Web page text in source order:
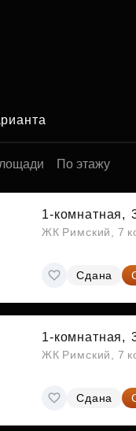
По этажу
1-комнатная,
ЖК Римский, 7
Сдана
1-комнатная,
ЖК Римский, 7
Сдана